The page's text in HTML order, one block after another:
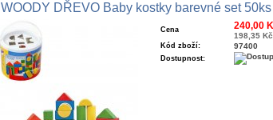
WOODY DŘEVO Baby kostky barevné set
Cena 240,00
198,35
Kód zboží: 97400
Dostupnost: